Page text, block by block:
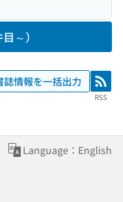
～）
誌情報を一括出力 RSS
RSS
Language：English